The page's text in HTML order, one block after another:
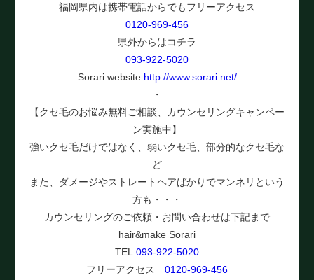
福岡県内は携帯電話からでもフリーアクセス
0120-969-456
県外からはコチラ
093-922-5020
Sorari website http://www.sorari.net/
・
【クセ毛のお悩み無料ご相談、カウンセリングキャンペー
ン実施中】
強いクセ毛だけではなく、弱いクセ毛、部分的なクセ毛な
ど
また、ダメージやストレートヘアばかりでマンネリという
方も・・・
カウンセリングのご依頼・お問い合わせは下記まで
hair&make Sorari
TEL 093-922-5020
フリーアクセス 0120-969-456